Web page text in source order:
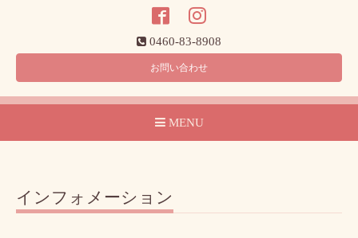
0460-83-8908
お問い合わせ
MENU
インフォメーション